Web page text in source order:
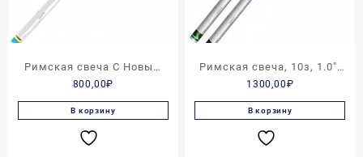
Римская свеча С Новым
годом, 8, 1.0
800,00₽
В корзину
Римская свеча, 10з, 1.0″,
ROMAN CANDLE
1300,00₽
В корзину